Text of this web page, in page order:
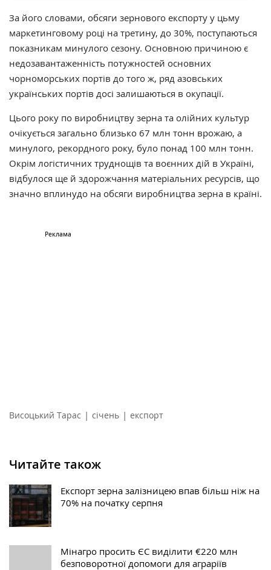
За його словами, обсяги зернового експорту у цьму
маркетинговому році на третину, до 30%, поступаються
показникам минулого сезону. Основною причиною є
недозавантаженність потужностей основних
чорноморських портів до того ж, ряд азовських
українських портів досі залишаються в окупації.
Цього року по виробництву зерна та олійних культур
очікується загально близько 67 млн тонн врожаю, а
минулого, рекордного року, було понад 100 млн тонн.
Окрім логістичних труднощів та воєнних дій в Україні,
відбулося ще й здорожчання матеріальних ресурсів, що
значно вплинудо на обсяги виробництва зерна в країні.
Висоцький Тарас | січень | експорт
Читайте також
Експорт зерна залізницею впав більш ніж на
70% на початку серпня
Мінагро просить ЄС виділити €220 млн
безповоротної допомоги для аграріїв